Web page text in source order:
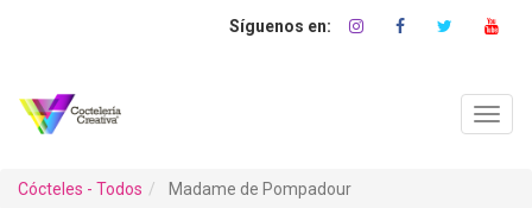
Cócteles - Todos Madame de Pompadour